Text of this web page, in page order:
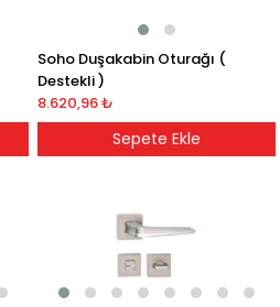
Soho Duşakabin Oturağı (
Destekli )
8.620,96 ₺
Sepete Ekle